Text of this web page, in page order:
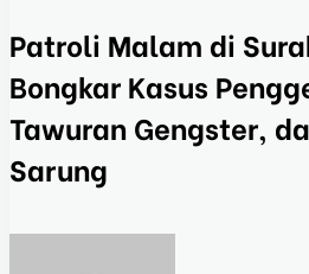
Patroli Malam di
Bongkar Kasus
Tawuran Gengster,
Sarung